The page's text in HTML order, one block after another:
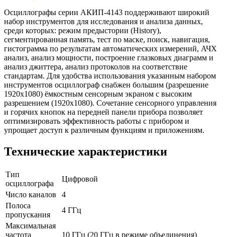
Осциллографы серии АКИП-4143 поддерживают широкий
набор инструментов для исследования и анализа данных,
среди которых: режим предыстории (History),
сегментированная память, тест по маске, поиск, навигация,
гистограмма по результатам автоматических измерений, АЧХ
анализ, анализ мощности, построение глазковых диаграмм и
анализ джиттера, анализ протоколов на соответствие
стандартам. Для удобства использования указанным набором
инструментов осциллограф снабжен большим (разрешение
1920х1080) ёмкостным сенсорным экраном с высоким
разрешением (1920х1080). Сочетание сенсорного управления
и горячих кнопок на передней панели прибора позволяет
оптимизировать эффективность работы с прибором и
упрощает доступ к различным функциям и приложениям.
Технические характеристики
Тип
осциллографа
Цифровой
Число каналов
4
Полоса
пропускания
4 ГГц
Максимальная
частота
10 ГГц (20 ГГц в режиме объединения)